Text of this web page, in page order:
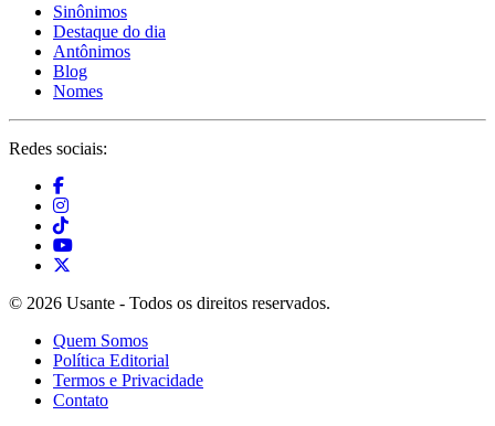
Sinônimos
Destaque do dia
Antônimos
Blog
Nomes
Redes sociais:
© 2026 Usante - Todos os direitos reservados.
Quem Somos
Política Editorial
Termos e Privacidade
Contato